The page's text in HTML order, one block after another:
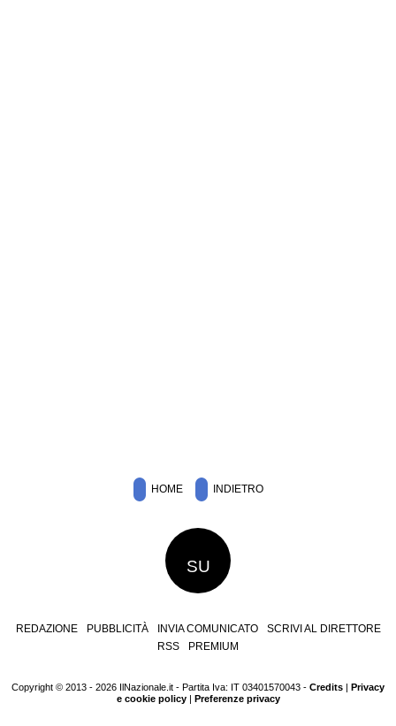
HOME INDIETRO
SU
REDAZIONE PUBBLICITÀ INVIA COMUNICATO
SCRIVI AL DIRETTORE
RSS
PREMIUM
Copyright © 2013 - 2026 IlNazionale.it - Partita Iva: IT 03401570043 - Credits | Privacy
e cookie policy| Preferenze privacy